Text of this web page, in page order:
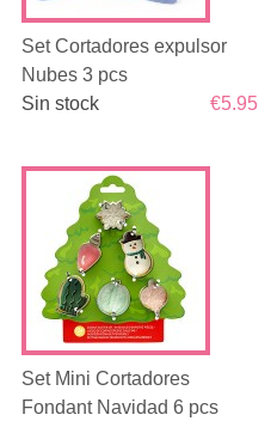
Set Cortadores expulsor
Nubes 3 pcs
€5.95
Sin stock
Set Mini Cortadores
Fondant Navidad 6 pcs